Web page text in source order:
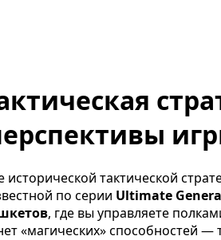
тактической
по серии Ultimate
, где вы управляете
«магических» способностей —